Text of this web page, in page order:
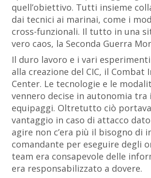
quell’obiettivo. Tutti insieme
dai tecnici ai marinai, come i
cross-funzionali. Il tutto in una
vero caos, la Seconda Guerra
Il duro lavoro e i vari
alla creazione del CIC, il Combat
Center. Le tecnologie e le
vennero decise in autonomia tra
equipaggi. Oltretutto ciò
vantaggio in caso di attacco
agire non c’era più il bisogno di
comandante per eseguire degli
team era consapevole delle
era responsabilizzato a dovere.